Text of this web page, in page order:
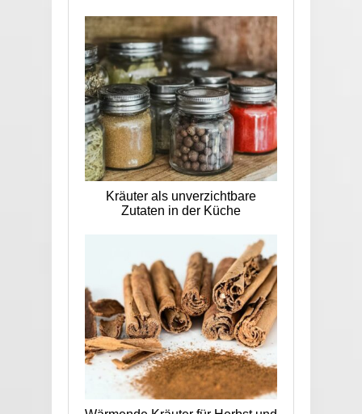
Kräuter als unverzichtbare
Zutaten in der Küche